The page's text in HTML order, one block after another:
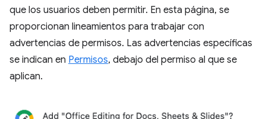
que los usuarios deben permitir. En esta página, se
proporcionan lineamientos para trabajar con
advertencias de permisos. Las advertencias específicas
se indican en Permisos, debajo del permiso al que se
aplican.